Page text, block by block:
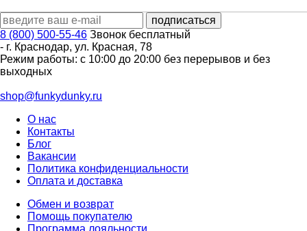
8 (800) 500-55-46 Звонок бесплатный
- г. Краснодар, ул. Красная, 78
Режим работы: с 10:00 до 20:00 без перерывов и без
выходных
shop@funkydunky.ru
О нас
Контакты
Блог
Вакансии
Политика конфиденциальности
Оплата и доставка
Обмен и возврат
Помощь покупателю
Программа лояльности